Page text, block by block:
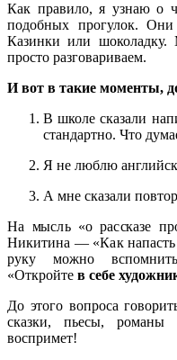
Как правило, я узнаю о
подобных прогулок.
Казинки или
просто разговариваем.
И вот в такие моменты,
В школе сказали
стандартно. Что
Я не люблю
А мне сказали
На мысль «о рассказе
Никитина — «Как напасть
руку можно
«Откройте в себе
До этого вопроса
сказки, пьесы, романы
воспримет!